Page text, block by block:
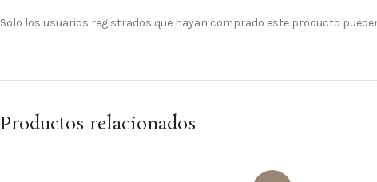
Solo los usuarios registrados que hayan comprado este producto
Productos relacionados